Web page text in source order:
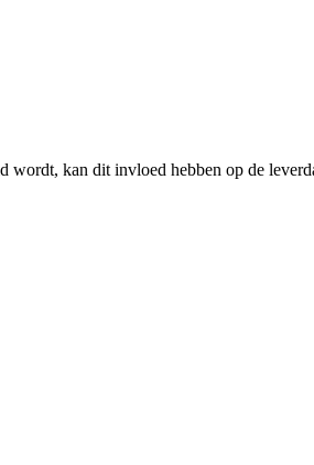
wordt, kan dit invloed hebben op de